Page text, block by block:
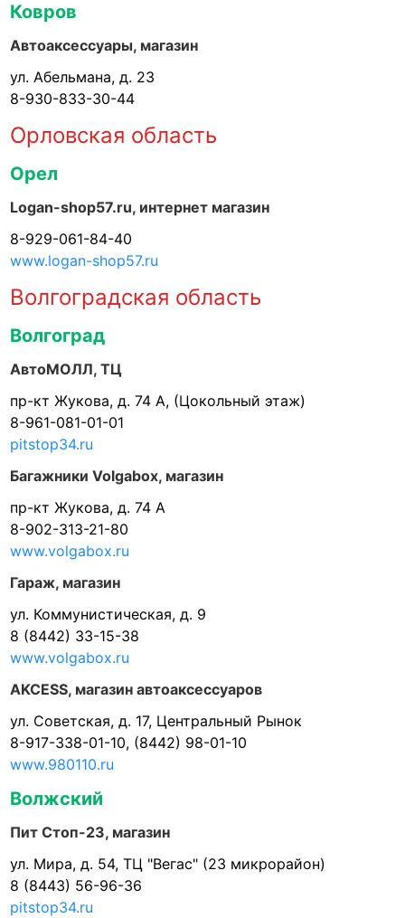
Ковров
Автоаксессуары, магазин
ул. Абельмана, д. 23
8-930-833-30-44
Орловская область
Орел
Logan-shop57.ru, интернет магазин
8-929-061-84-40
www.logan-shop57.ru
Волгоградская область
Волгоград
АвтоМОЛЛ, ТЦ
пр-кт Жукова, д. 74 А, (Цокольный этаж)
8-961-081-01-01
pitstop34.ru
Багажники Volgabox, магазин
пр-кт Жукова, д. 74 А
8-902-313-21-80
www.volgabox.ru
Гараж, магазин
ул. Коммунистическая, д. 9
8 (8442) 33-15-38
www.volgabox.ru
AKCESS, магазин автоаксессуаров
ул. Советская, д. 17, Центральный Рынок
8-917-338-01-10, (8442) 98-01-10
www.980110.ru
Волжский
Пит Стоп-23, магазин
ул. Мира, д. 54, ТЦ "Вегас" (23 микрорайон)
8 (8443) 56-96-36
pitstop34.ru